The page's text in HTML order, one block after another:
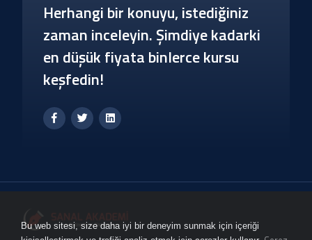
Bu web sitesi, size daha iyi bir deneyim sunmak için içeriği
Herhangi bir konuyu, istediğiniz
zaman inceleyin. Şimdiye kadarki
en düşük fiyata binlerce kursu
keşfedin!